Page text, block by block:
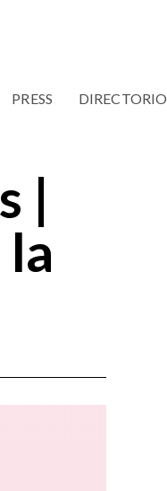
PRESS DIRECTORIO
|